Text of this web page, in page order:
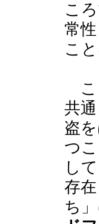
こ
常
こ
こ
共
盗
つ
し
存
ち